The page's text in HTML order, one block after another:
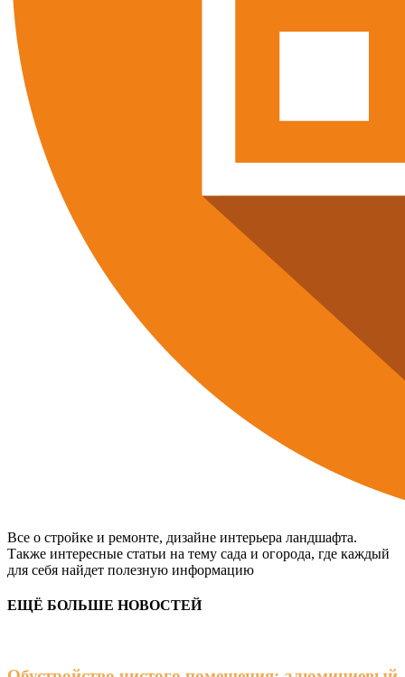
Все о стройке и ремонте, дизайне интерьера ландшафта.
Также интересные статьи на тему сада и огорода, где каждый
для себя найдет полезную информацию
ЕЩЁ БОЛЬШЕ НОВОСТЕЙ